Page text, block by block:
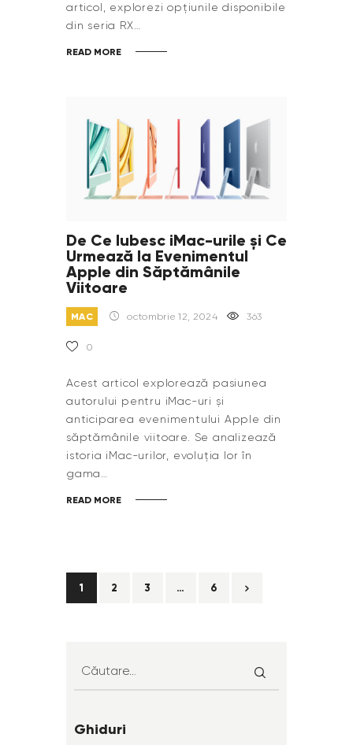
articol, explorezi opțiunile disponibile
din seria RX…
READ MORE
De Ce Iubesc iMac-urile și Ce
Urmează la Evenimentul
Apple din Săptămânile
Viitoare
MAC octombrie 12, 2024 363
0
Acest articol explorează pasiunea
autorului pentru iMac-uri și
anticiparea evenimentului Apple din
săptămânile viitoare. Se analizează
istoria iMac-urilor, evoluția lor în
gama…
READ MORE
1 2 3 … 6
Ghiduri